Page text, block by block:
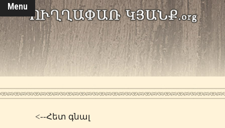
Menu
<--Հետ գնալ